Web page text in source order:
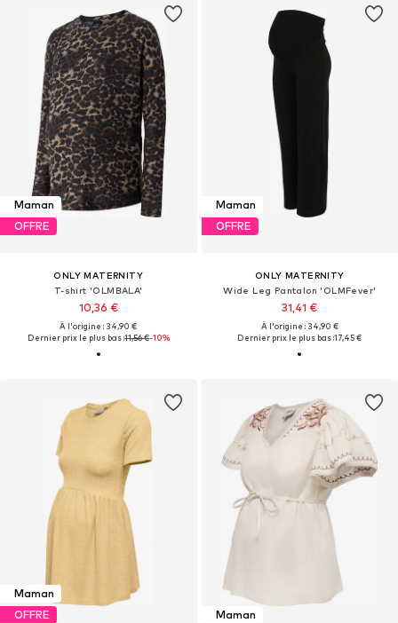
Maman
OFFRE
ONLY MATERNITY
T-shirt 'OLMBALA'
10,36 €
À l'origine : 34,90 €
Dernier prix le plus bas :11,56 €-10%
Maman
OFFRE
ONLY MATERNITY
Wide Leg Pantalon 'OLMFever'
31,41 €
À l'origine : 34,90 €
Dernier prix le plus bas :17,45 €
Maman
OFFRE
Maman